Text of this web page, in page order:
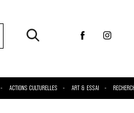
ACTIONS CULTURELLES ART & ESSAI